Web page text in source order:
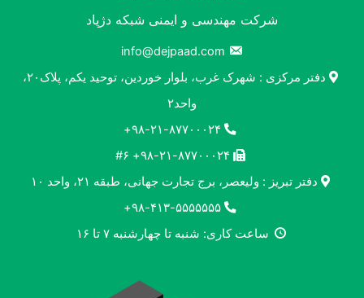
شرکت مهندسی و ایمنی شبکه دژپاد
info@dejpaad.com
دفتر مرکزی : شهرک غرب، بلوار خوردین، توحید یکم، پلاک۲۰،
واحد۲
دفتر تبریز : ولیعصر، برج تجارت جهانی، طبقه ۲۱، واحد ۱۰
ساعت کاری: شنبه تا چهارشنبه ۷ تا ۱۶